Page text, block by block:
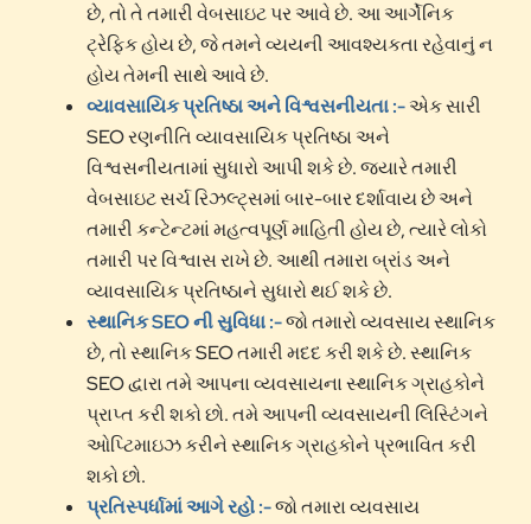
છે, તો તે તમારી વેબસાઇટ પર આવે છે. આ આર્ગેનિક
ટ્રેફિક હોય છે, જે તમને વ્યયની આવશ્યકતા રહેવાનું ન
હોય તેમની સાથે આવે છે.
વ્યાવસાયિક પ્રતિષ્ઠા અને વિશ્વસનીયતા :-એક સારી
SEO રણનીતિ વ્યાવસાયિક પ્રતિષ્ઠા અને
વિશ્વસનીયતામાં સુધારો આપી શકે છે. જ્યારે તમારી
વેબસાઇટ સર્ચ રિઝલ્ટ્સમાં બાર-બાર દર્શાવાય છે અને
તમારી કન્ટેન્ટમાં મહત્વપૂર્ણ માહિતી હોય છે, ત્યારે લોકો
તમારી પર વિશ્વાસ રાખે છે. આથી તમારા બ્રાંડ અને
વ્યાવસાયિક પ્રતિષ્ઠાને સુધારો થઈ શકે છે.
સ્થાનિક SEO ની સુવિધા :-જો તમારો વ્યવસાય સ્થાનિક
છે, તો સ્થાનિક SEO તમારી મદદ કરી શકે છે. સ્થાનિક
SEO દ્વારા તમે આપના વ્યવસાયના સ્થાનિક ગ્રાહકોને
પ્રાપ્ત કરી શકો છો. તમે આપની વ્યવસાયની લિસ્ટિંગને
ઓપ્ટિમાઇઝ કરીને સ્થાનિક ગ્રાહકોને પ્રભાવિત કરી
શકો છો.
પ્રતિસ્પર્ધામાં આગે રહો :-જો તમારા વ્યવસાય